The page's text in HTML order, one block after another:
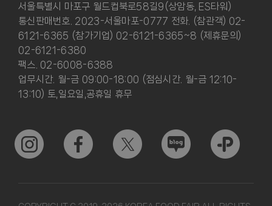
서울특별시 마포구 월드컵북로58길9(상암동, ES타워)
통신판매번호. 2023-서울마포-0777 전화. (참관객) 02-
6121-6365 (참가기업) 02-6121-6365~8 (제휴문의)
02-6121-6380
팩스. 02-6008-6388
업무시간. 월-금 09:00-18:00 (점심시간. 월-금 12:10-
13:10) 토,일요일,공휴일 휴무